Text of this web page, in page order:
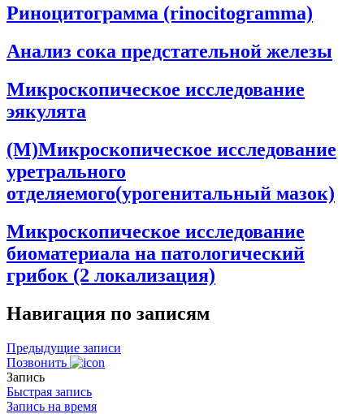
Риноцитограмма (rinocitogramma)
Анализ сока предстательной железы
Микроскопическое исследование
эякулята
(М)Микроскопическое исследование
уретрального
отделяемого(урогенитальный мазок)
Микроскопическое исследование
биоматериала на патологический
грибок (2 локализация)
Навигация по записям
Предыдущие записи
Позвонить
Запись
Быстрая запись
Запись на время